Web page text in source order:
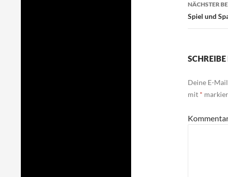
NÄCHSTER
Spiel und
Deine E-
mit *